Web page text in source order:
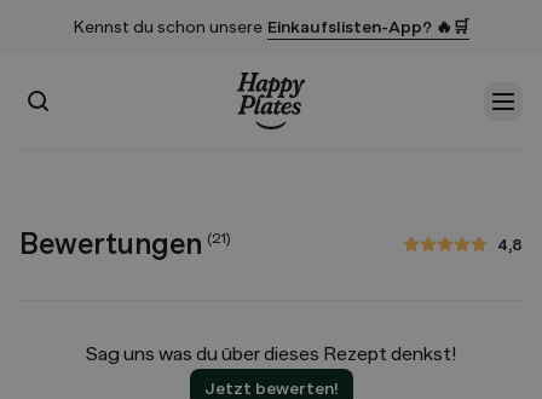
Kennst du schon unsere Einkaufslisten-App? 🔥🛒
Suchen
Bewertungen (21) 4,8
4,8 von 5 Sternen
Sag uns was du über dieses Rezept denkst!
Jetzt bewerten!